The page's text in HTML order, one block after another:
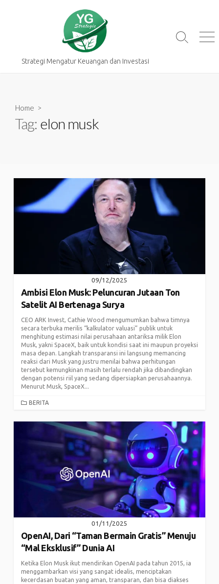
Strategi Mengatur Keuangan dan Investasi
Search
Home >
Tag: elon musk
09/12/2025
Ambisi Elon Musk: Peluncuran Jutaan Ton
Satelit AI Bertenaga Surya
CEO ARK Invest, Cathie Wood mengumumkan bahwa timnya
secara terbuka merilis “kalkulator valuasi” publik untuk
menghitung estimasi nilai perusahaan antariksa milik Elon
Musk, yakni SpaceX, baik untuk kondisi saat ini maupun proyeksi
masa depan. Langkah transparansi ini langsung memancing
reaksi dari Musk yang justru menilai bahwa perhitungan
tersebut kemungkinan masih terlalu rendah jika dibandingkan
dengan potensi riil yang sedang dipersiapkan perusahaannya.
Menurut Musk, SpaceX...
CATEGORIES
BERITA
01/11/2025
OpenAI, Dari “Taman Bermain Gratis” Menuju
“Mal Eksklusif” Dunia AI
Ketika Elon Musk ikut mendirikan OpenAI pada tahun 2015, ia
menggambarkan visi yang sangat idealis, menciptakan
kecerdasan buatan yang aman, transparan, dan bisa diakses